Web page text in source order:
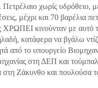
Πετρέλαιο χωρίς
μέχρι και 70 βαρέλια
ΧΡΩΠΕΙ κινούνταν με αυτό
κατάφερα να βγάλω
από το υπουργείο
στη ΔΕΠ και
στη Ζάκυνθο και πουλούσα